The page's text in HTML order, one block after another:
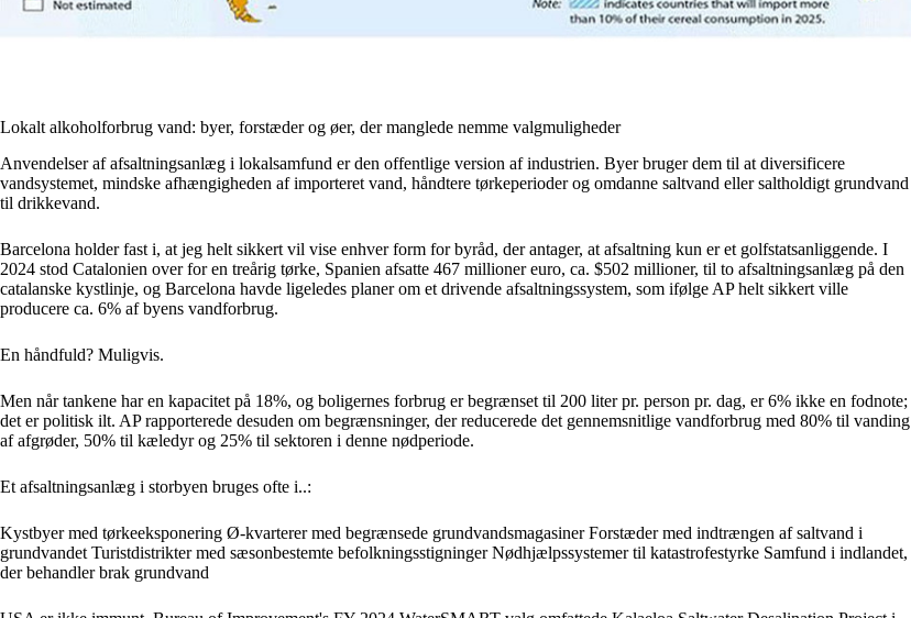
Lokalt alkoholforbrug vand: byer, forstæder og øer, der manglede nemme valgmuligheder
Anvendelser af afsaltningsanlæg i lokalsamfund er den offentlige version af industrien. Byer bruger dem til at diversificere
vandsystemet, mindske afhængigheden af importeret vand, håndtere tørkeperioder og omdanne saltvand eller saltholdigt grundvand
til drikkevand.
Barcelona holder fast i, at jeg helt sikkert vil vise enhver form for byråd, der antager, at afsaltning kun er et golfstatsanliggende. I
2024 stod Catalonien over for en treårig tørke, Spanien afsatte 467 millioner euro, ca. $502 millioner, til to afsaltningsanlæg på den
catalanske kystlinje, og Barcelona havde ligeledes planer om et drivende afsaltningssystem, som ifølge AP helt sikkert ville
producere ca. 6% af byens vandforbrug.
En håndfuld? Muligvis.
Men når tankene har en kapacitet på 18%, og boligernes forbrug er begrænset til 200 liter pr. person pr. dag, er 6% ikke en fodnote;
det er politisk ilt. AP rapporterede desuden om begrænsninger, der reducerede det gennemsnitlige vandforbrug med 80% til vanding
af afgrøder, 50% til kæledyr og 25% til sektoren i denne nødperiode.
Et afsaltningsanlæg i storbyen bruges ofte i..:
Kystbyer med tørkeeksponering Ø-kvarterer med begrænsede grundvandsmagasiner Forstæder med indtrængen af saltvand i
grundvandet Turistdistrikter med sæsonbestemte befolkningsstigninger Nødhjælpssystemer til katastrofestyrke Samfund i indlandet,
der behandler brak grundvand